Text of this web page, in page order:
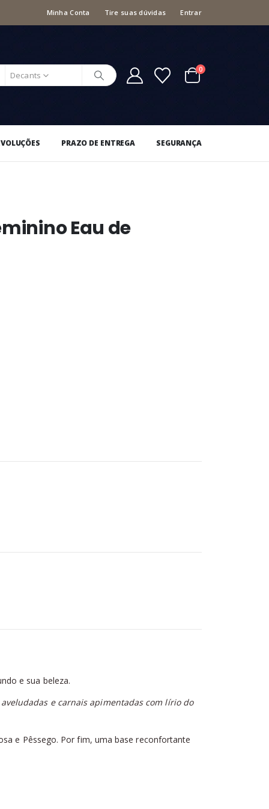
Minha Conta Tire suas dúvidas Entrar
Decants
0
PRAZO DE ENTREGA SEGURANÇA
Eau de
e sua beleza.
e carnais apimentadas com lírio do
e Pêssego. Por fim, uma base reconfortante